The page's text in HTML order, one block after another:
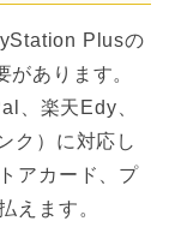
Plusの
あります。
、楽天Edy、
ク）に対応し
アカード、プ
えます。